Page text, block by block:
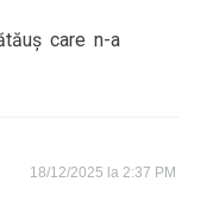
care n-a
18/12/2025 la 2:37 PM